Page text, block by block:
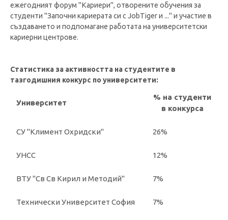
ежегодният форум "Кариери", отворените обучения за
студенти "Започни кариерата си с JobTiger и ..." и участие в
създаването и подпомагане работата на университетски
кариерни центрове.
Статистика за активността на студентите в
тазгодишния конкурс по университети:
Университет
% на студенти
в конкурса
СУ "Климент Охридски" 26%
УНСС 12%
ВТУ "Св Св Кирил и Методий" 7%
Технически Университет София 7%